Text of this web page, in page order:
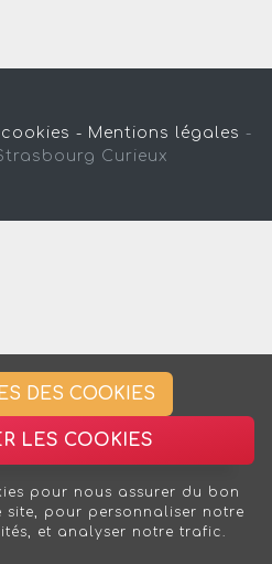
- Mentions légales -
Curieux
DES COOKIES
LES COOKIES
pour nous assurer du bon
site, pour personnaliser notre
et analyser notre trafic.